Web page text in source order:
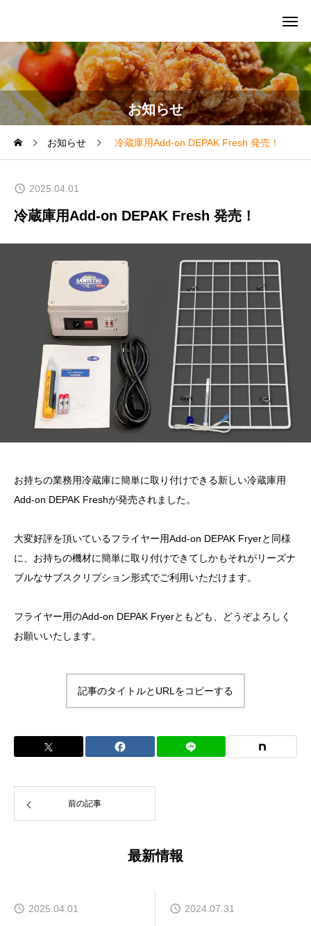
お知らせ
お知らせ 冷蔵庫用Add-on DEPAK Fresh 発売！
2025.04.01
冷蔵庫用Add-on DEPAK Fresh 発売！
お持ちの業務用冷蔵庫に簡単に取り付けできる新しい冷蔵庫用
Add-on DEPAK Freshが発売されました。
大変好評を頂いているフライヤー用Add-on DEPAK Fryerと同様
に、お持ちの機材に簡単に取り付けできてしかもそれがリーズナ
ブルなサブスクリプション形式でご利用いただけます。
フライヤー用のAdd-on DEPAK Fryerともども、どうぞよろしく
お願いいたします。
記事のタイトルとURLをコピーする
前の記事
最新情報
2025.04.01 2024.07.31